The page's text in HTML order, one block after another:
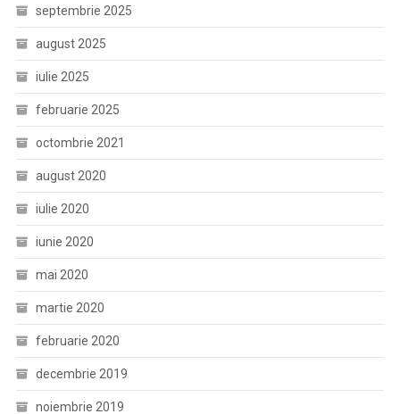
septembrie 2025
august 2025
iulie 2025
februarie 2025
octombrie 2021
august 2020
iulie 2020
iunie 2020
mai 2020
martie 2020
februarie 2020
decembrie 2019
noiembrie 2019